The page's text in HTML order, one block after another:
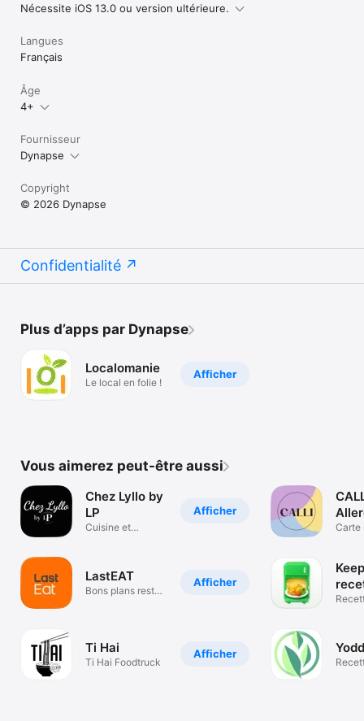
Nécessite iOS 13.0 ou version ultérieure.
Langues
Français
Âge
4+
Fournisseur
Dynapse
Copyright
© 2026 Dynapse
Confidentialité
Plus d’apps par Dynapse
Afficher
Localomanie
Le local en folie !
Vous aimerez peut-être aussi
Afficher
Chez Lyllo by
LP
Cuisine et
Afficher
LastEAT
Bons plans restos
Afficher
Ti Hai
Ti Hai Foodtruck
Carte
frigo